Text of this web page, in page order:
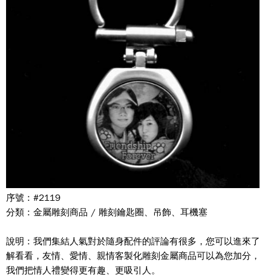
序號 : #2119
分類 : 金屬雕刻商品 / 雕刻鑰匙圈、吊飾、耳機塞
說明 : 我們集結人氣對於隨身配件的評論有很多，您可以進來了
解看看，友情、愛情、親情客製化雕刻金屬商品可以為您加分，
我們把情人禮變得更有趣、更吸引人。